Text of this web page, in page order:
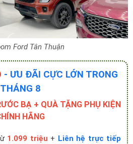
Ford Tân Thuận
- ƯU ĐÃI CỰC LỚN TRONG
THÁNG 8
BẠ + QUÀ TẶNG PHỤ KIỆN
HÃNG
1.099 triệu + Liên hệ trực tiếp